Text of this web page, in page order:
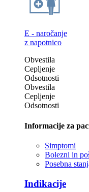
E - naročanje
z napotnico
Obvestila
Cepljenje
Odsotnosti
Obvestila
Cepljenje
Odsotnosti
Informacije za
Simptomi
Bolezni in
Posebna
Indikacije